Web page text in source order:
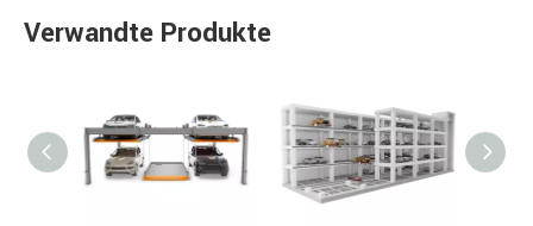
Verwandte Produkte